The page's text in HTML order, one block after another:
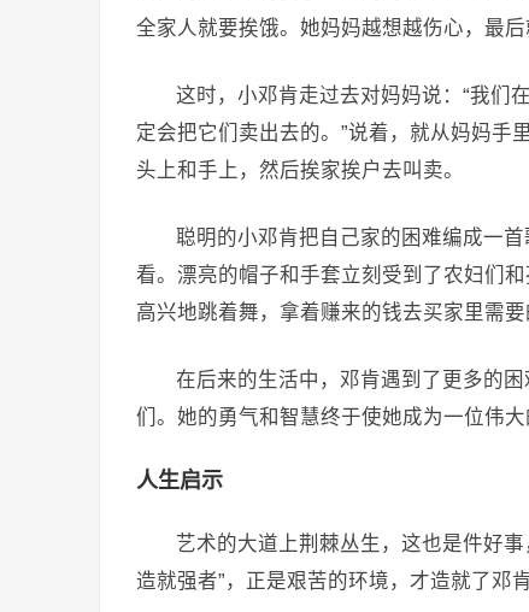
全家人就要挨饿。她妈妈越想越伤心，最后
这时，小邓肯走过去对妈妈说：“我们
定会把它们卖出去的。”说着，就从妈妈手
头上和手上，然后挨家挨户去叫卖。
聪明的小邓肯把自己家的困难编成一
看。漂亮的帽子和手套立刻受到了农妇们
高兴地跳着舞，拿着赚来的钱去买家里需要
在后来的生活中，邓肯遇到了更多的
们。她的勇气和智慧终于使她成为一位伟大
人生启示
艺术的大道上荆棘丛生，这也是件好
造就强者”，正是艰苦的环境，才造就了邓